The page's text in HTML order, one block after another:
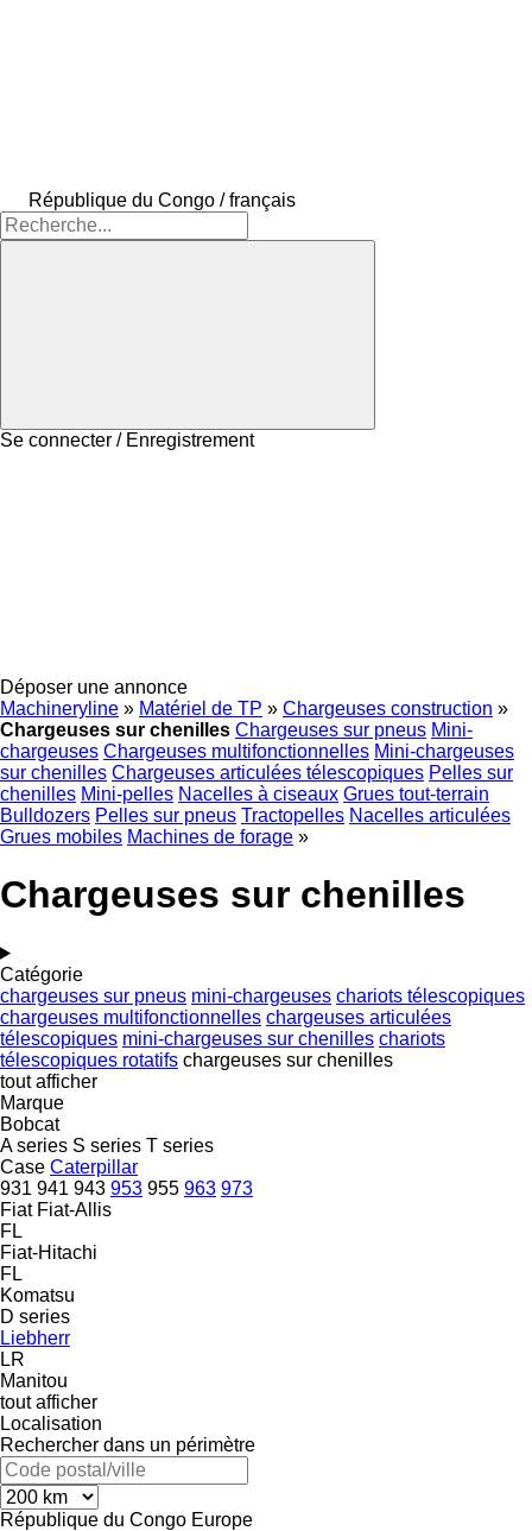
République du Congo / français
Se connecter / Enregistrement
Déposer une annonce
Machineryline » Matériel de TP » Chargeuses construction »
Chargeuses sur chenilles Chargeuses sur pneus Mini-
chargeuses Chargeuses multifonctionnelles Mini-chargeuses
sur chenilles Chargeuses articulées télescopiques Pelles sur
chenilles Mini-pelles Nacelles à ciseaux Grues tout-terrain
Bulldozers Pelles sur pneus Tractopelles Nacelles articulées
Grues mobiles Machines de forage »
Chargeuses sur chenilles
Catégorie
chargeuses sur pneus mini-chargeuses chariots télescopiques
chargeuses multifonctionnelles chargeuses articulées
télescopiques mini-chargeuses sur chenilles chariots
télescopiques rotatifs chargeuses sur chenilles
tout afficher
Marque
Bobcat
A series S series T series
Case Caterpillar
931 941 943 953 955 963 973
Fiat Fiat-Allis
FL
Fiat-Hitachi
FL
Komatsu
D series
Liebherr
LR
Manitou
tout afficher
Localisation
Rechercher dans un périmètre
République du Congo Europe